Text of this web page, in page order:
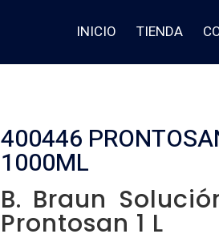
INICIO TIENDA
400446
1000ML
B. Braun
Prontosan 1 L